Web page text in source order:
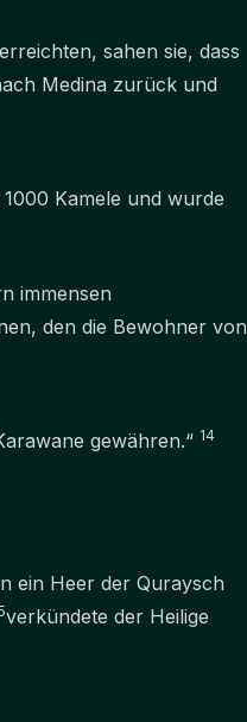
Medina zurück und
Kamele und wurde
immensen
den die Bewohner von
gewähren.“ 14
ein Heer der Quraysch
verkündete der Heilige